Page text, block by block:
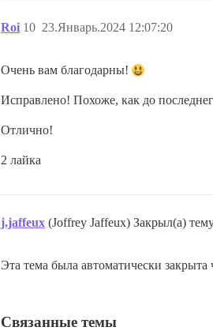
Roi 23.Январь.2024 12:07:20
10
Очень вам благодарны!
Исправлено! Похоже, как до
Отлично!
2 лайка
j.jaffeux (Joffrey Jaffeux) Закрыл(а)
Эта тема была автоматически
Связанные темы